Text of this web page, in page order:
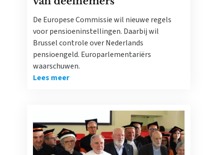
De Europese Commissie wil nieuwe regels
voor pensioeninstellingen. Daarbij wil
Brussel controle over Nederlands
pensioengeld. Europarlementariërs
waarschuwen.
Lees meer